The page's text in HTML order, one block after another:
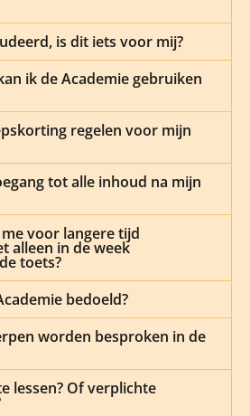
is dit iets voor mij?
ik de Academie gebruiken
regelen voor mijn
tot alle inhoud na mijn
voor langere tijd
alleen in de week
toets?
bedoeld?
worden besproken in de
lessen? Of verplichte